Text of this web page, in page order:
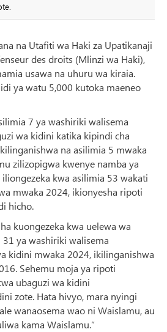
na Utafiti wa Haki za Upatikanaji
des droits (Mlinzi wa Haki),
usawa na uhuru wa kiraia.
ya watu 5,000 kutoka maeneo
7 ya washiriki walisema
wa kidini katika kipindi cha
na asilimia 5 mwaka
zilizopigwa kwenye namba ya
kwa asilimia 53 wakati
mwaka 2024, ikionyesha ripoti
hicho.
kuongezeka kwa uelewa wa
ya washiriki walisema
kidini mwaka 2024, ikilinganishwa
Sehemu moja ya ripoti
ubaguzi wa kidini
zote. Hata hivyo, mara nyingi
wanaosema wao ni Waislamu, au
kama Waislamu.”